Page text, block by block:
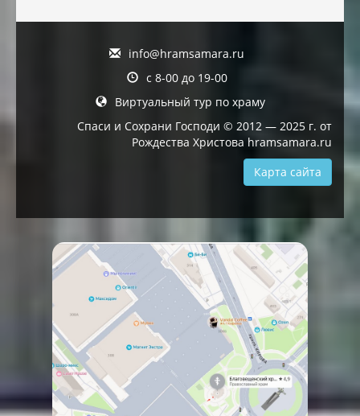
info@hramsamara.ru
с 8-00 до 19-00
Виртуальный тур по храму
Спаси и Сохрани Господи © 2012 — 2025 г. от
Рождества Христова hramsamara.ru
Карта сайта